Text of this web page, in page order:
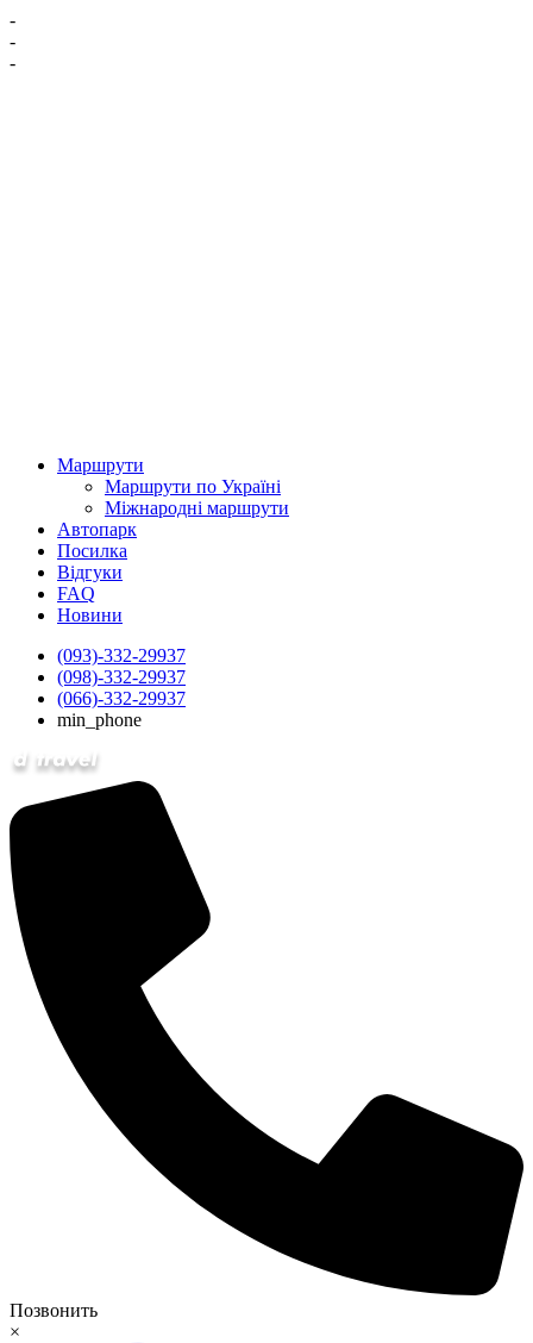
-
-
-
Маршрути
Маршрути по Україні
Міжнародні маршрути
Автопарк
Посилка
Відгуки
FAQ
Новини
(093)-332-29937
(098)-332-29937
(066)-332-29937
min_phone
Позвонить
×